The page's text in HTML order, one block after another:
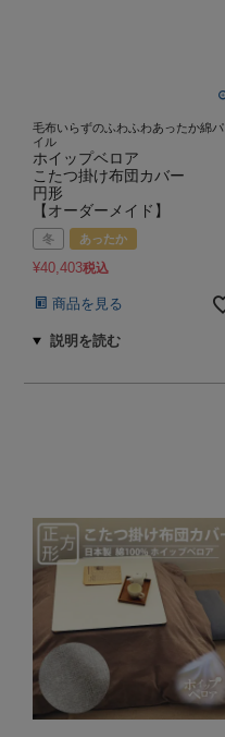
毛布いらずのふわふわあったか綿パ
イル
ホイップベロア
こたつ掛け布団カバー
円形
【オーダーメイド】
冬 あったか
¥40,403税込
商品を見る